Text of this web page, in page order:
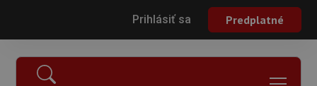
Prihlásiť sa Predplatné